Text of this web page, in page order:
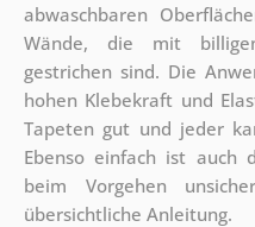
abwaschbaren
Wände, die mit
gestrichen sind. Die
hohen Klebekraft und
Tapeten gut und jeder
Ebenso einfach ist auch
beim Vorgehen
übersichtliche Anleitung.